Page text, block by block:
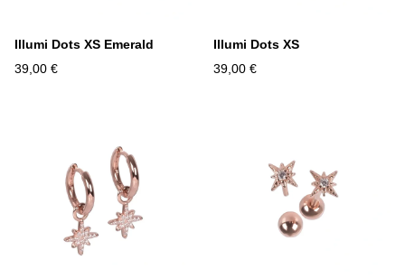
Illumi Dots XS Emerald
39,00 €
Illumi Dots XS
39,00 €